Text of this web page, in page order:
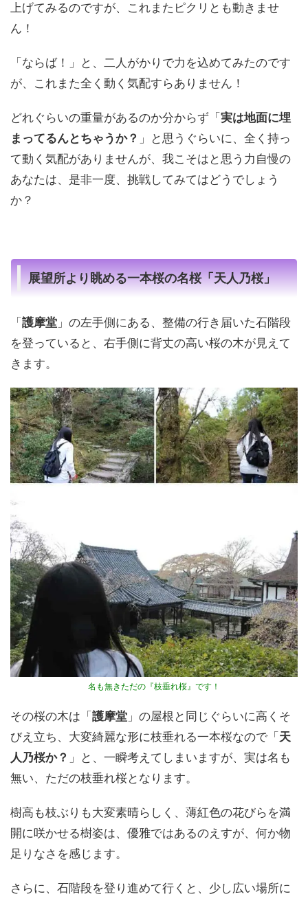
上げてみるのですが、これまたピクリとも動きませ
ん！
「ならば！」と、二人がかりで力を込めてみたのです
が、これまた全く動く気配すらありません！
どれぐらいの重量があるのか分からず「 実は地面に埋
まってるんとちゃうか？ 」と思うぐらいに、全く持っ
て動く気配がありませんが、我こそはと思う力自慢の
あなたは、是非一度、挑戦してみてはどうでしょう
か？
展望所より眺める一本桜の名桜「天人乃桜」
「 護摩堂 」の左手側にある、整備の行き届いた石階段
を登っていると、右手側に背丈の高い桜の木が見えて
きます。
名も無きただの『枝垂れ桜』です！
その桜の木は「 護摩堂 」の屋根と同じぐらいに高くそ
びえ立ち、大変綺麗な形に枝垂れる一本桜なので「 天
人乃桜か？ 」と、一瞬考えてしまいますが、実は名も
無い、ただの枝垂れ桜となります。
樹高も枝ぶりも大変素晴らしく、薄紅色の花びらを満
開に咲かせる樹姿は、優雅ではあるのえすが、何か物
足りなさを感じます。
さらに、石階段を登り進めて行くと、少し広い場所に